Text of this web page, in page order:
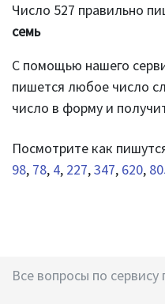
Число 527 правильно
семь
С помощью нашего
пишется любое число
число в форму и
Посмотрите как
98, 78, 4, 227,347, 620,
Все вопросы по сервису